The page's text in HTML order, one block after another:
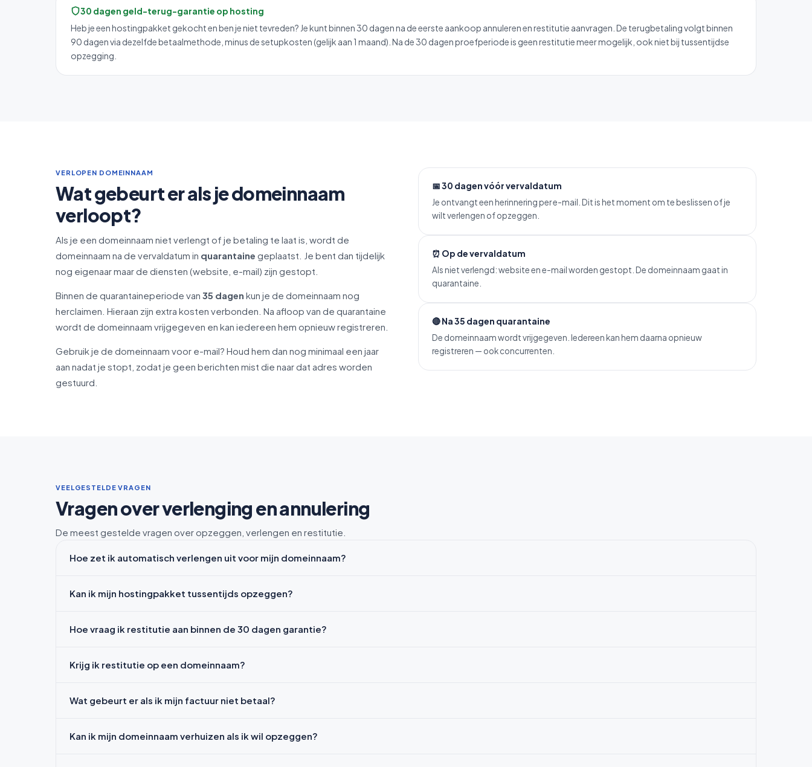
30 dagen geld-terug-garantie op hosting
Heb je een hostingpakket gekocht en ben je niet tevreden? Je kunt binnen 30 dagen na de eerste aankoop annuleren en restitutie aanvragen. De terugbetaling volgt binnen
90 dagen via dezelfde betaalmethode, minus de setupkosten (gelijk aan 1 maand). Na de 30 dagen proefperiode is geen restitutie meer mogelijk, ook niet bij tussentijdse
opzegging.
VERLOPEN DOMEINNAAM
Wat gebeurt er als je domeinnaam
verloopt?
Als je een domeinnaam niet verlengt of je betaling te laat is, wordt de
domeinnaam na de vervaldatum in quarantaine geplaatst. Je bent dan tijdelijk
nog eigenaar maar de diensten (website, e-mail) zijn gestopt.
Binnen de quarantaineperiode van 35 dagen kun je de domeinnaam nog
herclaimen. Hieraan zijn extra kosten verbonden. Na afloop van de quarantaine
wordt de domeinnaam vrijgegeven en kan iedereen hem opnieuw registreren.
Gebruik je de domeinnaam voor e-mail? Houd hem dan nog minimaal een jaar
aan nadat je stopt, zodat je geen berichten mist die naar dat adres worden
gestuurd.
📅 30 dagen vóór vervaldatum
Je ontvangt een herinnering per e-mail. Dit is het moment om te beslissen of je
wilt verlengen of opzeggen.
⏰ Op de vervaldatum
Als niet verlengd: website en e-mail worden gestopt. De domeinnaam gaat in
quarantaine.
🔴 Na 35 dagen quarantaine
De domeinnaam wordt vrijgegeven. Iedereen kan hem daarna opnieuw
registreren — ook concurrenten.
VEELGESTELDE VRAGEN
Vragen over verlenging en annulering
De meest gestelde vragen over opzeggen, verlengen en restitutie.
Hoe zet ik automatisch verlengen uit voor mijn domeinnaam?
Kan ik mijn hostingpakket tussentijds opzeggen?
Hoe vraag ik restitutie aan binnen de 30 dagen garantie?
Krijg ik restitutie op een domeinnaam?
Wat gebeurt er als ik mijn factuur niet betaal?
Kan ik mijn domeinnaam verhuizen als ik wil opzeggen?